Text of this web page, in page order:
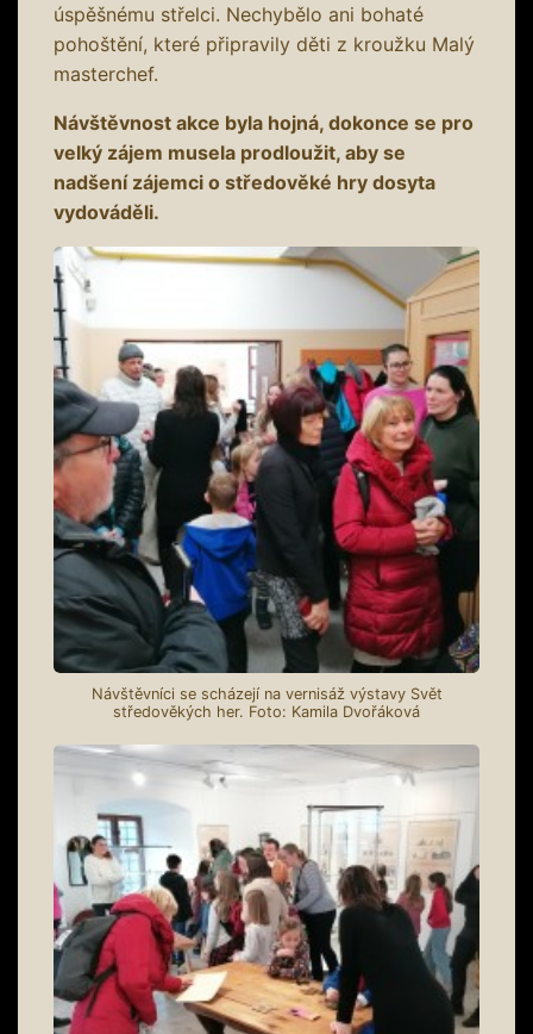
úspěšnému střelci. Nechybělo ani bohaté
pohoštění, které připravily děti z kroužku Malý
masterchef.
Návštěvnost akce byla hojná, dokonce se pro
velký zájem musela prodloužit, aby se
nadšení zájemci o středověké hry dosyta
vydováděli.
Návštěvníci se scházejí na vernisáž výstavy Svět
středověkých her. Foto: Kamila Dvořáková